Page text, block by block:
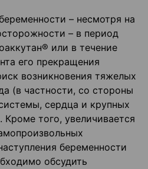
– несмотря на
– в период
или в течение
его прекращения
возникновения тяжелых
(в частности, со стороны
сердца и крупных
Кроме того, увеличивается
беременности
обсудить